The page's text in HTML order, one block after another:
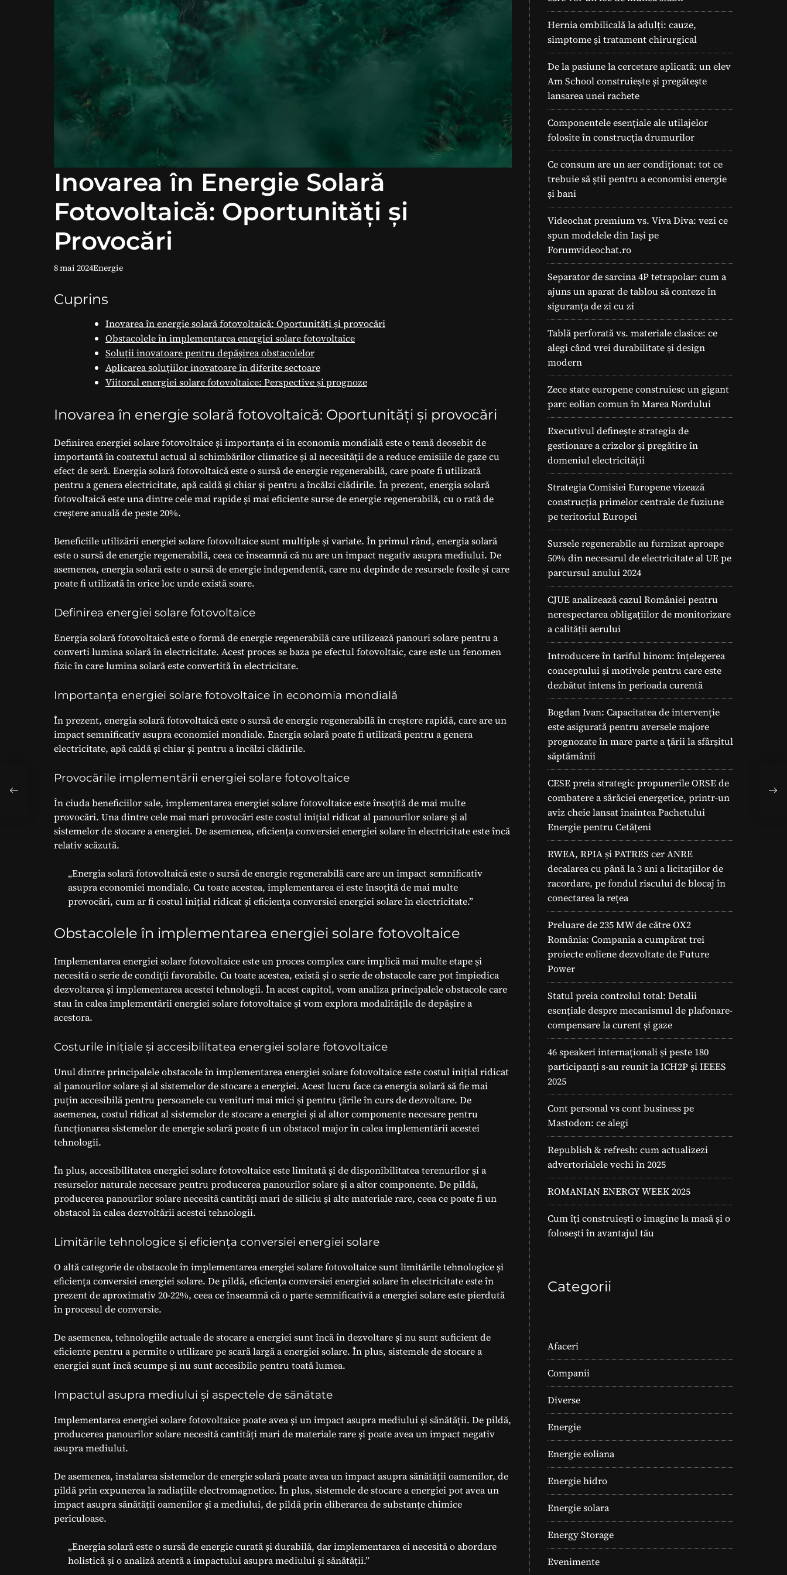
Inovarea în Energie Solară
Fotovoltaică: Oportunități și
Provocări
8 mai 2024Energie
Cuprins
Inovarea în energie solară fotovoltaică: Oportunități și provocări
Obstacolele în implementarea energiei solare fotovoltaice
Soluții inovatoare pentru depășirea obstacolelor
Aplicarea soluțiilor inovatoare în diferite sectoare
Viitorul energiei solare fotovoltaice: Perspective și prognoze
Inovarea în energie solară fotovoltaică: Oportunități și provocări
Definirea energiei solare fotovoltaice și importanța ei în economia mondială este o temă deosebit de
importantă în contextul actual al schimbărilor climatice și al necesității de a reduce emisiile de gaze cu
efect de seră. Energia solară fotovoltaică este o sursă de energie regenerabilă, care poate fi utilizată
pentru a genera electricitate, apă caldă și chiar și pentru a încălzi clădirile. În prezent, energia solară
fotovoltaică este una dintre cele mai rapide și mai eficiente surse de energie regenerabilă, cu o rată de
creștere anuală de peste 20%.
Beneficiile utilizării energiei solare fotovoltaice sunt multiple și variate. În primul rând, energia solară
este o sursă de energie regenerabilă, ceea ce înseamnă că nu are un impact negativ asupra mediului. De
asemenea, energia solară este o sursă de energie independentă, care nu depinde de resursele fosile și care
poate fi utilizată în orice loc unde există soare.
Definirea energiei solare fotovoltaice
Energia solară fotovoltaică este o formă de energie regenerabilă care utilizează panouri solare pentru a
converti lumina solară în electricitate. Acest proces se baza pe efectul fotovoltaic, care este un fenomen
fizic în care lumina solară este convertită în electricitate.
Importanța energiei solare fotovoltaice în economia mondială
În prezent, energia solară fotovoltaică este o sursă de energie regenerabilă în creștere rapidă, care are un
impact semnificativ asupra economiei mondiale. Energia solară poate fi utilizată pentru a genera
electricitate, apă caldă și chiar și pentru a încălzi clădirile.
Provocările implementării energiei solare fotovoltaice
În ciuda beneficiilor sale, implementarea energiei solare fotovoltaice este însoțită de mai multe
provocări. Una dintre cele mai mari provocări este costul inițial ridicat al panourilor solare și al
sistemelor de stocare a energiei. De asemenea, eficiența conversiei energiei solare în electricitate este încă
relativ scăzută.
„Energia solară fotovoltaică este o sursă de energie regenerabilă care are un impact semnificativ
asupra economiei mondiale. Cu toate acestea, implementarea ei este însoțită de mai multe
provocări, cum ar fi costul inițial ridicat și eficiența conversiei energiei solare în electricitate.”
Obstacolele în implementarea energiei solare fotovoltaice
Implementarea energiei solare fotovoltaice este un proces complex care implică mai multe etape și
necesită o serie de condiții favorabile. Cu toate acestea, există și o serie de obstacole care pot împiedica
dezvoltarea și implementarea acestei tehnologii. În acest capitol, vom analiza principalele obstacole care
stau în calea implementării energiei solare fotovoltaice și vom explora modalitățile de depășire a
acestora.
Costurile inițiale și accesibilitatea energiei solare fotovoltaice
Unul dintre principalele obstacole în implementarea energiei solare fotovoltaice este costul inițial ridicat
al panourilor solare și al sistemelor de stocare a energiei. Acest lucru face ca energia solară să fie mai
puțin accesibilă pentru persoanele cu venituri mai mici și pentru țările în curs de dezvoltare. De
asemenea, costul ridicat al sistemelor de stocare a energiei și al altor componente necesare pentru
funcționarea sistemelor de energie solară poate fi un obstacol major în calea implementării acestei
tehnologii.
În plus, accesibilitatea energiei solare fotovoltaice este limitată și de disponibilitatea terenurilor și a
resurselor naturale necesare pentru producerea panourilor solare și a altor componente. De pildă,
producerea panourilor solare necesită cantități mari de siliciu și alte materiale rare, ceea ce poate fi un
obstacol în calea dezvoltării acestei tehnologii.
Limitările tehnologice și eficiența conversiei energiei solare
O altă categorie de obstacole în implementarea energiei solare fotovoltaice sunt limitările tehnologice și
eficiența conversiei energiei solare. De pildă, eficiența conversiei energiei solare în electricitate este în
prezent de aproximativ 20-22%, ceea ce înseamnă că o parte semnificativă a energiei solare este pierdută
în procesul de conversie.
De asemenea, tehnologiile actuale de stocare a energiei sunt încă în dezvoltare și nu sunt suficient de
eficiente pentru a permite o utilizare pe scară largă a energiei solare. În plus, sistemele de stocare a
energiei sunt încă scumpe și nu sunt accesibile pentru toată lumea.
Impactul asupra mediului și aspectele de sănătate
Implementarea energiei solare fotovoltaice poate avea și un impact asupra mediului și sănătății. De pildă,
producerea panourilor solare necesită cantități mari de materiale rare și poate avea un impact negativ
asupra mediului.
De asemenea, instalarea sistemelor de energie solară poate avea un impact asupra sănătății oamenilor, de
pildă prin expunerea la radiațiile electromagnetice. În plus, sistemele de stocare a energiei pot avea un
impact asupra sănătății oamenilor și a mediului, de pildă prin eliberarea de substanțe chimice
periculoase.
„Energia solară este o sursă de energie curată și durabilă, dar implementarea ei necesită o abordare
holistică și o analiză atentă a impactului asupra mediului și sănătății.”
Hernia ombilicală la adulți: cauze,
simptome și tratament chirurgical
De la pasiune la cercetare aplicată: un elev
Am School construiește și pregătește
lansarea unei rachete
Componentele esențiale ale utilajelor
folosite în construcția drumurilor
Ce consum are un aer condiționat: tot ce
trebuie să știi pentru a economisi energie
și bani
Videochat premium vs. Viva Diva: vezi ce
spun modelele din Iași pe
Forumvideochat.ro
Separator de sarcina 4P tetrapolar: cum a
ajuns un aparat de tablou să conteze în
siguranța de zi cu zi
Tablă perforată vs. materiale clasice: ce
alegi când vrei durabilitate și design
modern
Zece state europene construiesc un gigant
parc eolian comun în Marea Nordului
Executivul definește strategia de
gestionare a crizelor și pregătire în
domeniul electricității
Strategia Comisiei Europene vizează
construcția primelor centrale de fuziune
pe teritoriul Europei
Sursele regenerabile au furnizat aproape
50% din necesarul de electricitate al UE pe
parcursul anului 2024
CJUE analizează cazul României pentru
nerespectarea obligațiilor de monitorizare
a calității aerului
Introducere în tariful binom: înțelegerea
conceptului și motivele pentru care este
dezbătut intens în perioada curentă
Bogdan Ivan: Capacitatea de intervenție
este asigurată pentru aversele majore
prognozate în mare parte a ţării la sfârșitul
săptămânii
CESE preia strategic propunerile ORSE de
combatere a sărăciei energetice, printr-un
aviz cheie lansat înaintea Pachetului
Energie pentru Cetățeni
RWEA, RPIA și PATRES cer ANRE
decalarea cu până la 3 ani a licitațiilor de
racordare, pe fondul riscului de blocaj în
conectarea la rețea
Preluare de 235 MW de către OX2
România: Compania a cumpărat trei
proiecte eoliene dezvoltate de Future
Power
Statul preia controlul total: Detalii
esențiale despre mecanismul de plafonare-
compensare la curent și gaze
46 speakeri internaționali și peste 180
participanți s-au reunit la ICH2P și IEEES
2025
Cont personal vs cont business pe
Mastodon: ce alegi
Republish & refresh: cum actualizezi
advertorialele vechi în 2025
ROMANIAN ENERGY WEEK 2025
Cum îți construiești o imagine la masă și o
folosești în avantajul tău
Categorii
Afaceri
Companii
Diverse
Energie
Energie eoliana
Energie hidro
Energie solara
Energy Storage
Evenimente
O